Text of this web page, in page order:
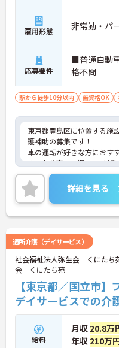
雇用形態 非常勤・パ
応募要件
■普通自動
格不問
駅から徒歩10分以内 無資格OK
東京都豊島区に位置する施
護補助の募集です！
車の運転が好きな方におす
みのお仕事で、週4日～勤
能なため自分のペースで働
り駅から徒歩圏内のため通
れず通勤ができます！フォ
関わらず安心してスタート
こちらの求人にご興味がご
ます。
詳細を見る
通所介護（デイサービス）
社会福祉法人弥生会 くにたち
会 くにたち苑
【東京都／国立市
デイサービスでの介
給料
月収 20.8万
年収 210万